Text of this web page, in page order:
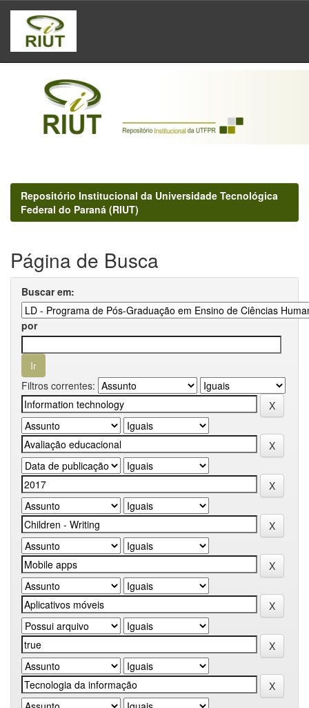
Skip
navigation
Repositório Institucional da Universidade Tecnológica
Federal do Paraná (RIUT)
Página de Busca
Buscar em:
por
Filtros correntes: